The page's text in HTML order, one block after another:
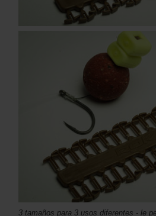
3 tamaños para 3 usos diferentes - le